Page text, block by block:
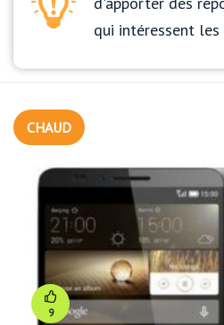
qui intéressent
CHAUD
9